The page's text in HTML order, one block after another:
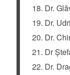
Dr.
Dr.
Dr.
Dr
Dr.